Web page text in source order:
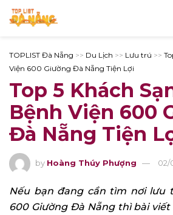
TOPLIST Đà Nẵng >> Du Lịch >> Lưu trú >>
Viện 600 Giường Đà Nẵng Tiện Lợi
Top 5 Khách
Bệnh Viện 600
Đà Nẵng Tiện
by Hoàng Thúy Phượng 02/
Nếu bạn đang cần tìm nơi lưu
600 Giường Đà Nẵng thì bài